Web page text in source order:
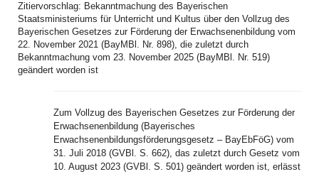
Zitiervorschlag: Bekanntmachung des Bayerischen
Staatsministeriums für Unterricht und Kultus über den Vollzug des
Bayerischen Gesetzes zur Förderung der Erwachsenenbildung vom
22. November 2021 (BayMBl. Nr. 898), die zuletzt durch
Bekanntmachung vom 23. November 2025 (BayMBl. Nr. 519)
geändert worden ist
Zum Vollzug des Bayerischen Gesetzes zur Förderung der
Erwachsenenbildung (Bayerisches
Erwachsenenbildungsförderungsgesetz – BayEbFöG) vom
31. Juli 2018 (GVBl. S. 662), das zuletzt durch Gesetz vom
10. August 2023 (GVBl. S. 501) geändert worden ist, erlässt